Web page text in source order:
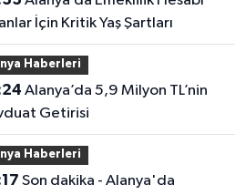
İçin Kritik Yaş Şartları
Haberleri
Getirisi
Haberleri